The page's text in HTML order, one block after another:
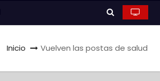
Inicio Vuelven las postas de salud